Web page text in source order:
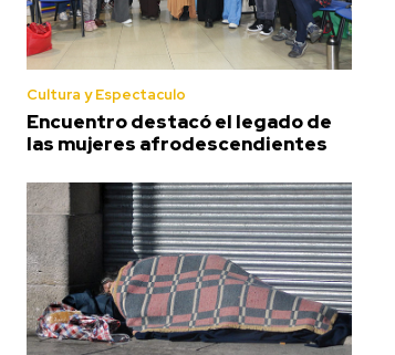
Cultura y Espectaculo
Encuentro destacó el legado de
las mujeres afrodescendientes